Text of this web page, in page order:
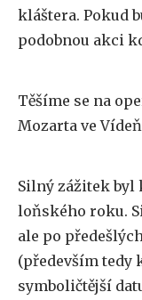
kláštera. Pokud
podobnou akci
Těšíme se na
Mozarta ve
Silný zážitek byl
loňského roku.
ale po
(především tedy
symboličtější